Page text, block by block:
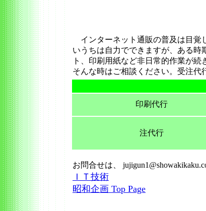
インターネット通販の普及は目覚
いうちは自力でできますが、ある時
ト、印刷用紙など非日常的作業が続
そんな時はご相談ください。受注
印刷代行
注代行
お問合せは、
ＩＴ技術
昭和企画 Top Page